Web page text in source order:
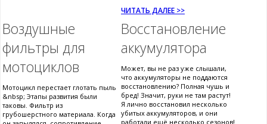
ЧИТАТЬ ДАЛЕЕ >>
Воздушные
фильтры для
мотоциклов
Мотоцикл перестает глотать пыль
&nbsp; Этапы развития были
таковы. Фильтр из
грубошерстного материала. Когда
Восстановление
аккумулятора
Может, вы не раз уже слышали,
что аккумуляторы не поддаются
восстановлению? Полная чушь и
бред! Значит, руки не там растут!
Я лично восстановил несколько
убитых аккумуляторов, и они
работали ещё несколько сезонов!